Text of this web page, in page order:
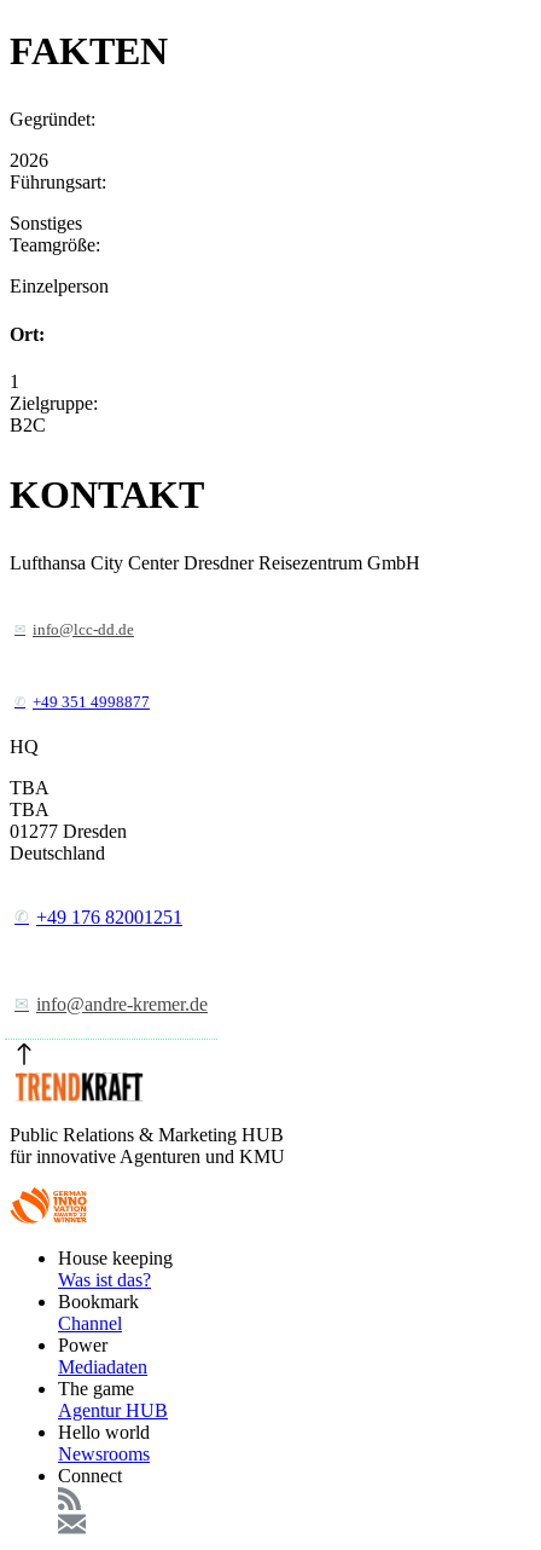
FAKTEN
Gegründet:
2026
Führungsart:
Sonstiges
Teamgröße:
Einzelperson
Ort:
1
Zielgruppe:
B2C
KONTAKT
Lufthansa City Center Dresdner Reisezentrum GmbH
info@lcc-dd.de
+49 351 4998877
HQ
TBA
TBA
01277 Dresden
Deutschland
+49 176 82001251
info@andre-kremer.de
Public Relations & Marketing HUB
für innovative Agenturen und KMU
FooterHouse keeping
Was ist das?
Bookmark
Channel
Power
Mediadaten
The game
Agentur HUB
Hello world
Newsrooms
Connect